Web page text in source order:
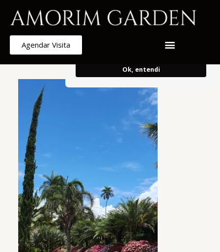
Armazenamos cookies para melhorar e
navegação.
Ao continuar, concorda
Ok, entendi
Agendar Visita